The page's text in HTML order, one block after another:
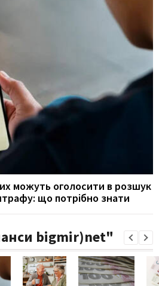
можуть оголосити в розшук
що потрібно знати
bigmir)net"